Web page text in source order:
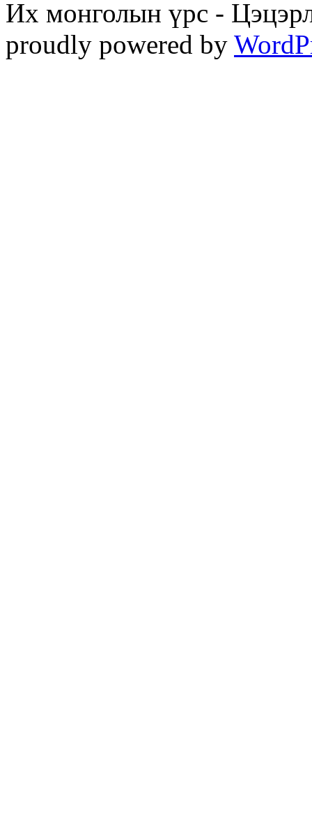
Их монголын үрс -
proudly powered by